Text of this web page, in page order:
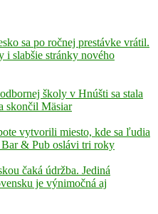
sa po ročnej prestávke vrátil.
i slabšie stránky nového
školy v Hnúšti sa stala
skončil Mäsiar
vytvorili miesto, kde sa ľudia
& Pub oslávi tri roky
čaká údržba. Jediná
je výnimočná aj